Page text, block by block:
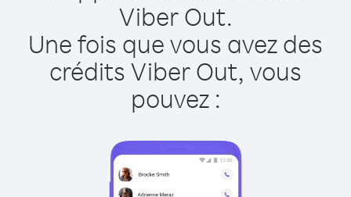
Viber Out.
Une fois que vous avez des
crédits Viber Out, vous
pouvez :